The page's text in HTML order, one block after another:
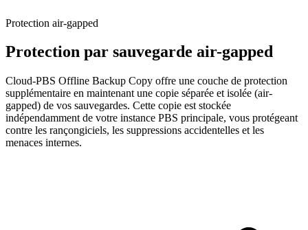
Protection air-gapped
Protection par sauvegarde air-gapped
Cloud-PBS Offline Backup Copy offre une couche de protection
supplémentaire en maintenant une copie séparée et isolée (air-
gapped) de vos sauvegardes. Cette copie est stockée
indépendamment de votre instance PBS principale, vous protégeant
contre les rançongiciels, les suppressions accidentelles et les
menaces internes.